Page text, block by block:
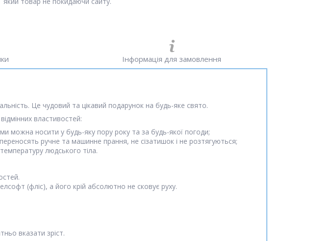
Інформація для замовлення
Це чудовий та цікавий подарунок на будь-яке свято.
властивостей:
можна носити у будь-яку пору року та за будь-якої погоди;
ручне та машинне прання, не сізатишок і не розтягуються;
людського тіла.
(фліс), а його крій абсолютно не сковує руху.
вказати зріст.